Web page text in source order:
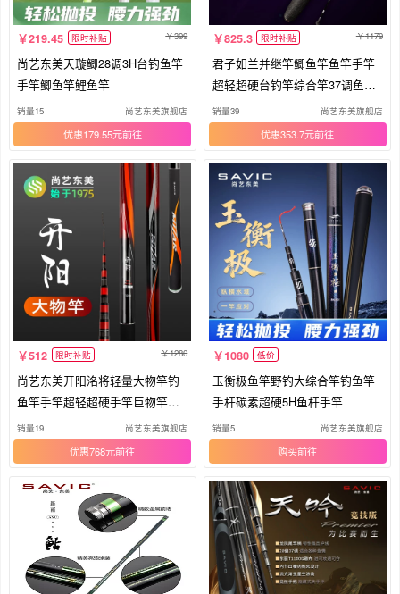
219.45 限时补贴 399
尚艺东美天璇鲫28调3H台钓鱼竿
手竿鲫鱼竿鲤鱼竿
销量15 尚艺东美旗舰店
优惠179.55元
825.3 限时补贴 1179
君子如兰并继竿鲫鱼竿鱼竿手竿
超轻超硬台钓竿综合竿37调鱼竿
手杆
销量39 尚艺东美旗舰店
优惠353.7元
512 限时补贴 1280
尚艺东美开阳洺将轻量大物竿钓
鱼竿手竿超轻超硬手竿巨物竿台
钓竿
销量19 尚艺东美旗舰店
优惠768元
1080 低价
玉衡极鱼竿野钓大综合竿钓鱼竿
手杆碳素超硬5H鱼杆手竿
销量5 尚艺东美旗舰店
购买